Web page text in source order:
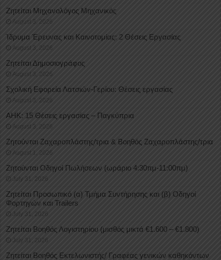
Ζητείται Μηχανολόγος Μηχανικός
August 3, 2026
Ίδρυμα Έρευνας και Καινοτομίας: 2 Θέσεις Εργασίας
August 3, 2026
Ζητείται Δημοσιογράφος
August 3, 2026
Σχολική Εφορεία Λατσιών-Γερίου: Θέσεις εργασίας
August 3, 2026
ΑΗΚ: 15 Θέσεις εργασίας – Παγκύπρια
August 3, 2026
Ζητούνται Ζαχαροπλάστης/τρια & Βοηθός Ζαχαροπλάστης/τρια
August 1, 2026
Ζητούνται Οδηγοί Πωλήσεων (ωράριο 4:30πμ-11:00πμ)
July 31, 2026
Ζητείται Προσωπικό (α) Τμήμα Συντήρησης και (β) Οδηγοί
Φορτηγών και Trailers
July 31, 2026
Ζητείται Βοηθός Λογιστηρίου (μισθός μικτά €1.600 – €1.800)
July 31, 2026
Ζητείται Βοηθός Εκτελωνιστής/ Γραφέας γενικών καθηκόντων